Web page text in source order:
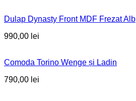
Dulap Dynasty Front MDF Frezat Alb
990,00 lei
Comoda Torino Wenge și Ladin
790,00 lei